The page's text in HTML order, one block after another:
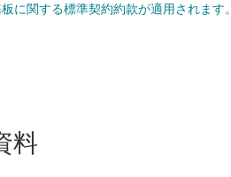
に関する標準契約約款が適用されます。
料